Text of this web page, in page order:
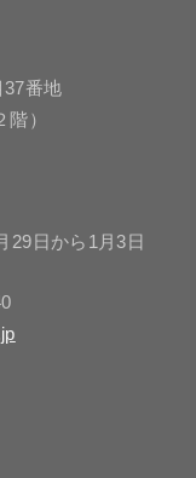
番地
）
29日から1月3日